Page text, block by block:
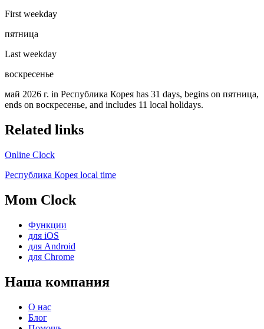
First weekday
пятница
Last weekday
воскресенье
май 2026 г. in Республика Корея has 31 days, begins on пятница,
ends on воскресенье, and includes 11 local holidays.
Related links
Online Clock
Республика Корея local time
Mom Clock
Функции
для iOS
для Android
для Chrome
Наша компания
О нас
Блог